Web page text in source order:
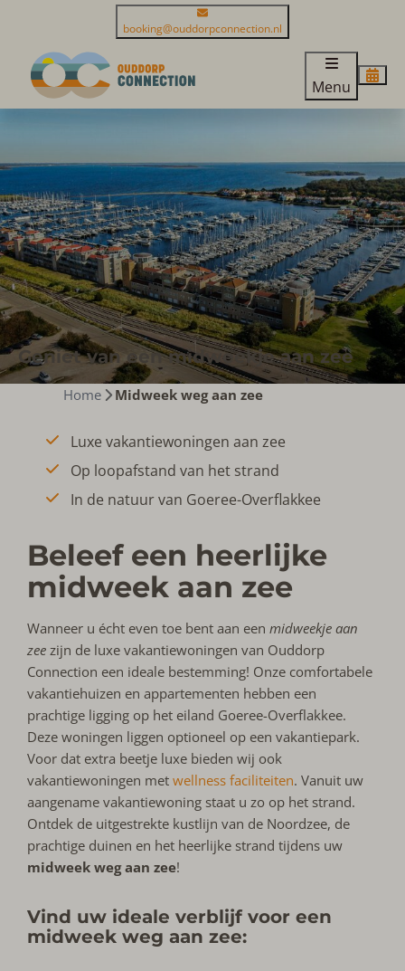
booking@ouddorpconnection.nl
Menu
Geniet van een midweekje aan zee
Home Midweek weg aan zee
Luxe vakantiewoningen aan zee
Op loopafstand van het strand
In de natuur van Goeree-Overflakkee
Beleef een heerlijke
midweek aan zee
Wanneer u écht even toe bent aan eenmidweekje aan
zee zijn de luxe vakantiewoningen van Ouddorp
Connection een ideale bestemming! Onze comfortabele
vakantiehuizen en appartementen hebben een
prachtige ligging op het eiland Goeree-Overflakkee.
Deze woningen liggen optioneel op een vakantiepark.
Voor dat extra beetje luxe bieden wij ook
vakantiewoningen metwellness faciliteiten. Vanuit uw
aangename vakantiewoning staat u zo op het strand.
Ontdek de uitgestrekte kustlijn van de Noordzee, de
prachtige duinen en het heerlijke strand tijdens uw
midweek weg aan zee!
Vind uw ideale verblijf voor een
midweek weg aan zee: